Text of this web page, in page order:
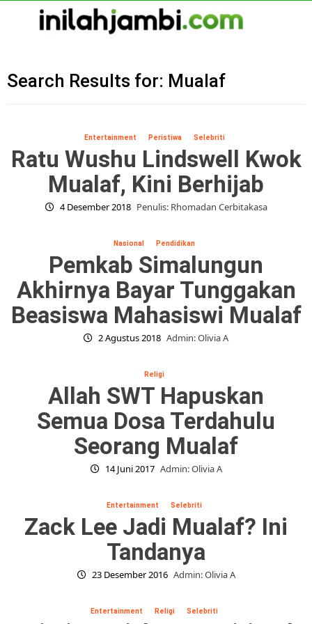
Search Results for: Mualaf
Entertainment Peristiwa Selebriti
Ratu Wushu Lindswell Kwok
Mualaf, Kini Berhijab
4 Desember 2018 Penulis: Rhomadan Cerbitakasa
Nasional Pendidikan
Pemkab Simalungun
Akhirnya Bayar Tunggakan
Beasiswa Mahasiswi Mualaf
2 Agustus 2018 Admin: Olivia A
Religi
Allah SWT Hapuskan
Semua Dosa Terdahulu
Seorang Mualaf
14 Juni 2017 Admin: Olivia A
Entertainment Selebriti
Zack Lee Jadi Mualaf? Ini
Tandanya
23 Desember 2016 Admin: Olivia A
Entertainment Religi Selebriti